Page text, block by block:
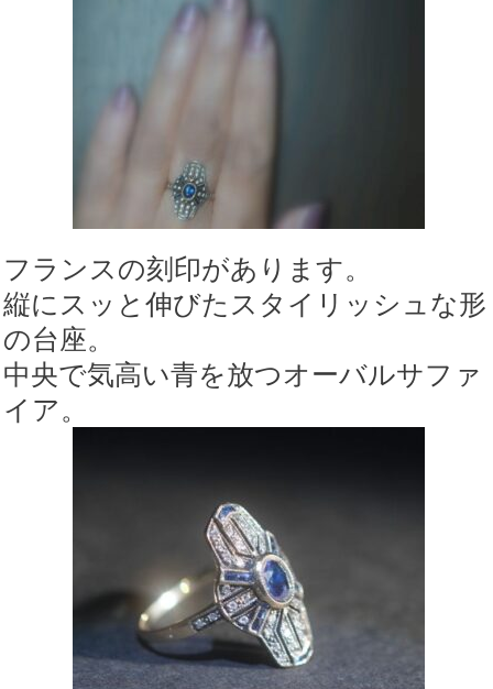
書
付)
【ra176】
個
フランスの刻印があります。
縦にスッと伸びたスタイリッシュな形
の台座。
中央で気高い青を放つオーバルサファ
イア。